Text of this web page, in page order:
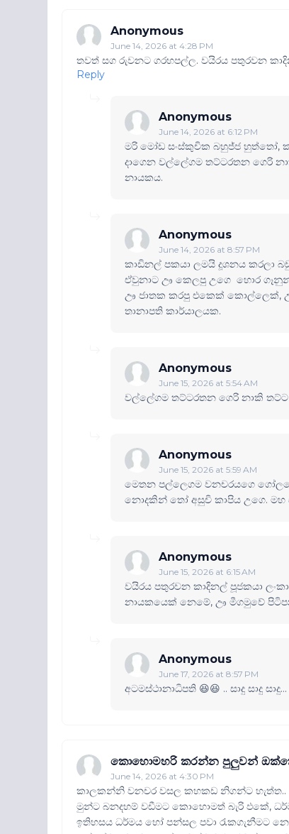
Anonymous
June 14, 2026 at 4:28 PM
තවත් සග රුවනට ගරහපල්ල. වයිරය පතුරවන
Reply
Anonymous
June 14, 2026 at 6:12 PM
මරි මෝඩ සංස්කුචික බහුජ්ජ හුත්තෝ,
දාගෙන වල්ලේගම තට්ටරතන ගෙරි
නායකය.
Anonymous
June 14, 2026 at 8:57 PM
කාඩිනල් පකයා ලමයි දූශනය කරලා
ඒවුනාට ඌ කෙලපු උගෙ හොර
ඌ ජාතක කරපු එකෙක් කොල්ලෙක්,
තානාපති කාර්යාලයක.
Anonymous
June 15, 2026 at 5:54 AM
වල්ලේගම තට්ටරතන ගෙරි නාකි තට්ට
Anonymous
June 15, 2026 at 5:59 AM
මෙතන පල්ලෙගම වනචරයගෙ
නොදකින් තෝ අසුචි කාපිය උගෙ.
Anonymous
June 15, 2026 at 6:15 AM
වයිරය පතුරවන කාදිනල් පූජකයා
නායකයෙක් නෙමේ, ඌ මීගමුවේ
Anonymous
June 17, 2026 at 8:57 PM
අටමස්ථානාධිපති 😆😆 .. සාදු සාදු
කොහොමහරි කරන්න පුලුවන්
June 14, 2026 at 4:30 PM
කාලකන්නි වනචර වසල කහකඩ නිගන්ට හැත්ත..
මුන්ට බනදහම් වඩීමට කොහොමත් බැරි ඵකේ,
ඉතිහසය ධර්මය හෝ පන්සල පවා රැකගැනීමට